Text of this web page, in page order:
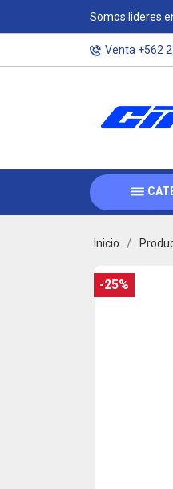
Somos lideres
Venta +562
Inicio
-25%